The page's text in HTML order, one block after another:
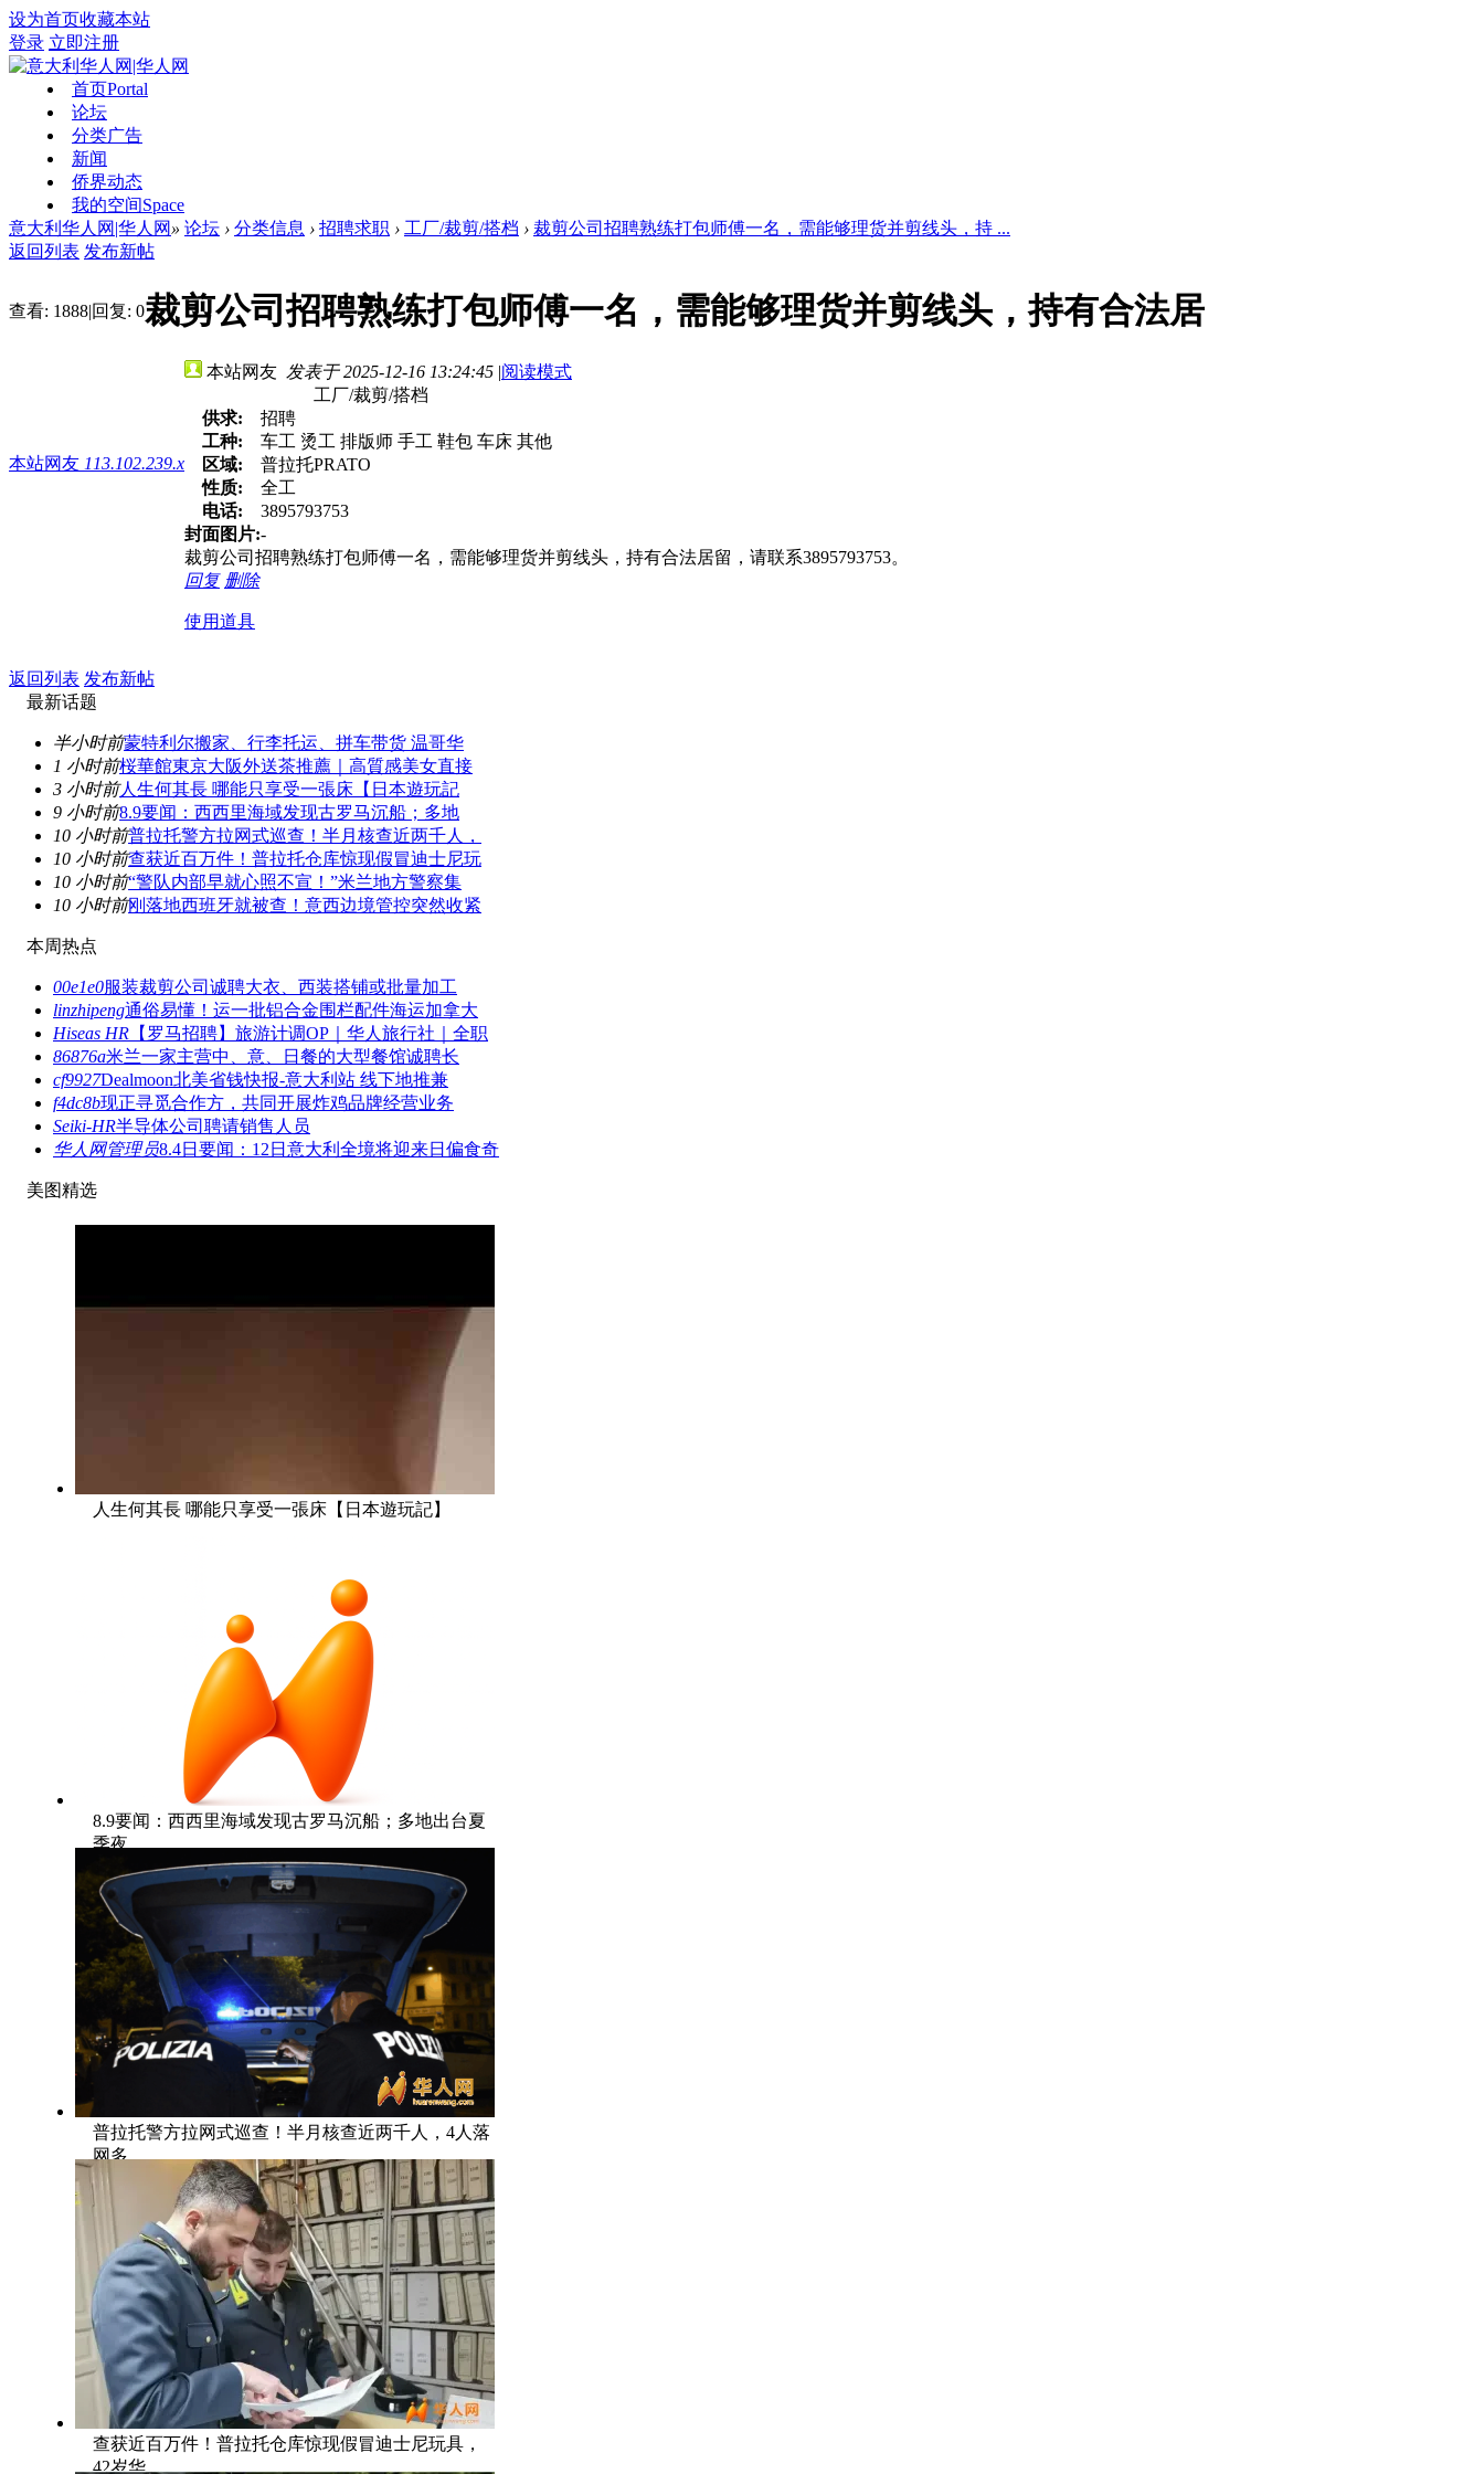
设为首页收藏本站
登录 立即注册
首页Portal
论坛
分类广告
新闻
侨界动态
我的空间Space
意大利华人网|华人网 » 论坛 › 分类信息 › 招聘求职 › 工厂/裁剪/搭档 › 裁剪公司招聘熟练打包师傅一名，需能够理货并剪线头，持 ...
返回列表 发布新帖
查看: 1888|回复: 0裁剪公司招聘熟练打包师傅一名，需能够理货并剪线头，持有合法居
本站网友 113.102.239.x
本站网友 发表于 2025-12-16 13:24:45 |阅读模式
工厂/裁剪/搭档
供求:
招聘
工种:
车工 烫工 排版师 手工 鞋包 车床 其他
区域:
普拉托PRATO
性质:
全工
电话:
3895793753
封面图片:-
裁剪公司招聘熟练打包师傅一名，需能够理货并剪线头，持有合法居留，请联系3895793753。
回复 删除
使用道具
返回列表 发布新帖
最新话题
半小时前蒙特利尔搬家、行李托运、拼车带货 温哥华
1 小时前桜華館東京大阪外送茶推薦｜高質感美女直接
3 小时前人生何其長 哪能只享受一張床【日本遊玩記
9 小时前8.9要闻：西西里海域发现古罗马沉船；多地
10 小时前普拉托警方拉网式巡查！半月核查近两千人，
10 小时前查获近百万件！普拉托仓库惊现假冒迪士尼玩
10 小时前“警队内部早就心照不宣！”米兰地方警察集
10 小时前刚落地西班牙就被查！意西边境管控突然收紧
本周热点
00e1e0服装裁剪公司诚聘大衣、西装搭铺或批量加工
linzhipeng通俗易懂！运一批铝合金围栏配件海运加拿大
Hiseas HR 【罗马招聘】旅游计调OP｜华人旅行社｜全职
86876a米兰一家主营中、意、日餐的大型餐馆诚聘长
cf9927Dealmoon北美省钱快报-意大利站 线下地推兼
f4dc8b现正寻觅合作方，共同开展炸鸡品牌经营业务
Seiki-HR半导体公司聘请销售人员
华人网管理员8.4日要闻：12日意大利全境将迎来日偏食奇
美图精选
人生何其長 哪能只享受一張床【日本遊玩記】
8.9要闻：西西里海域发现古罗马沉船；多地出台夏
季夜
普拉托警方拉网式巡查！半月核查近两千人，4人落
网多
查获近百万件！普拉托仓库惊现假冒迪士尼玩具，
42岁华